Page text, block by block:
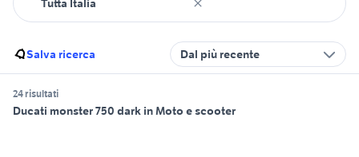
Salva ricerca Dal più recente
24 risultati
Ducati monster 750 dark in Moto e scooter